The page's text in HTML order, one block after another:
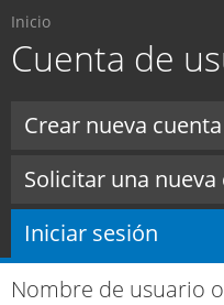
Usted está aquí
Inicio
Cuenta de
Crear nueva cuenta
Solicitar una
Iniciar sesión
Nombre de usuario